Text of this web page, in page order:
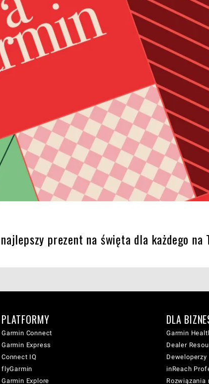
prezent na święta dla każdego
PLATFORMY
Garmin Connect
Garmin Express
Connect IQ
flyGarmin
Garmin Explore
DLA
Garmin
Dealer
Deweloperzy
inReach